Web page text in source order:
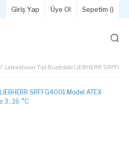
Giriş Yap Üye Ol Sepetim ()
Laboratuvar Tipi Buzdolabı LIEBHERR